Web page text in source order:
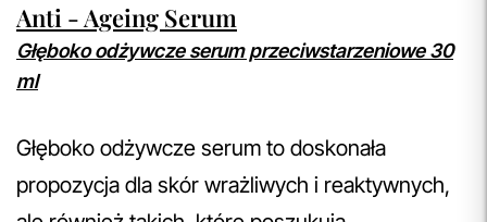
Anti - Ageing Serum
Głęboko odżywcze serum przeciwstarzeniowe 30
ml
Głęboko odżywcze serum to doskonała
propozycja dla skór wrażliwych i reaktywnych,